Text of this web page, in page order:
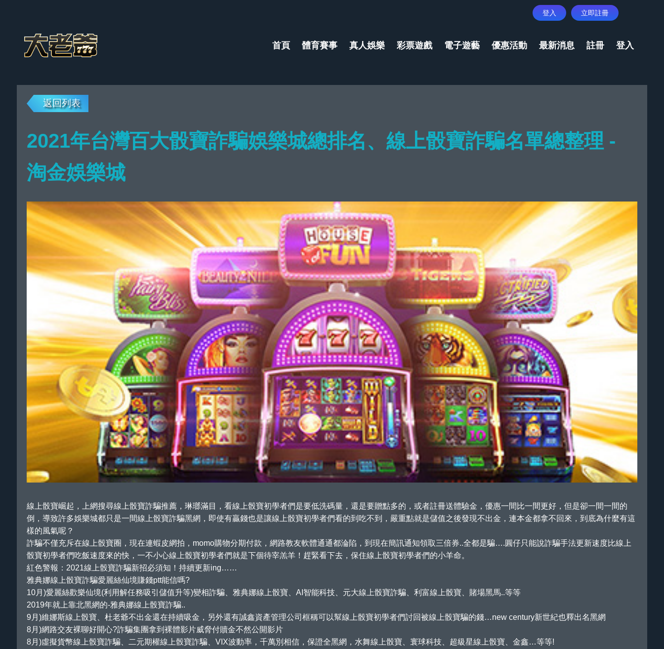
登入 立即註冊
首頁 體育賽事 真人娛樂 彩票遊戲 電子遊藝 優惠活動 最新消息 註冊 登入
返回列表
2021年台灣百大骰寶詐騙娛樂城總排名、線上骰寶詐騙名單總整理 -
淘金娛樂城
線上骰寶崛起，上網搜尋線上骰寶詐騙推薦，琳瑯滿目，看線上骰寶初學者們是要低洗碼量，還是要贈點多的，或者註冊送體驗金，優惠一間比一間更好，但是卻一間一間的
倒，導致許多娛樂城都只是一間線上骰寶詐騙黑網，即使有贏錢也是讓線上骰寶初學者們看的到吃不到，嚴重點就是儲值之後發現不出金，連本金都拿不回來，到底為什麼有這
樣的風氣呢？
詐騙不僅充斥在線上骰寶圈，現在連蝦皮網拍，momo購物分期付款，網路教友軟體通通都淪陷，到現在簡訊通知領取三倍券..全都是騙….圓仔只能說詐騙手法更新速度比線上
骰寶初學者們吃飯速度來的快，一不小心線上骰寶初學者們就是下個待宰羔羊！趕緊看下去，保住線上骰寶初學者們的小羊命。
紅色警報：2021線上骰寶詐騙新招必須知！持續更新ing……
雅典娜線上骰寶詐騙愛麗絲仙境賺錢ptt能信嗎?
10月)愛麗絲歡樂仙境(利用解任務吸引儲值升等)變相詐騙、雅典娜線上骰寶、AI智能科技、元大線上骰寶詐騙、利富線上骰寶、賭場黑馬..等等
2019年就上靠北黑網的-雅典娜線上骰寶詐騙..
9月)維娜斯線上骰寶、杜老爺不出金還在持續吸金，另外還有誠鑫資產管理公司框稱可以幫線上骰寶初學者們討回被線上骰寶騙的錢…new century新世紀也釋出名黑網
8月)網路交友裸聊好開心?詐騙集團拿到裸體影片威脅付贖金不然公開影片
8月)虛擬貨幣線上骰寶詐騙、二元期權線上骰寶詐騙、VIX波動率，千萬別相信，保證全黑網，水舞線上骰寶、寰球科技、超級星線上骰寶、金鑫…等等!